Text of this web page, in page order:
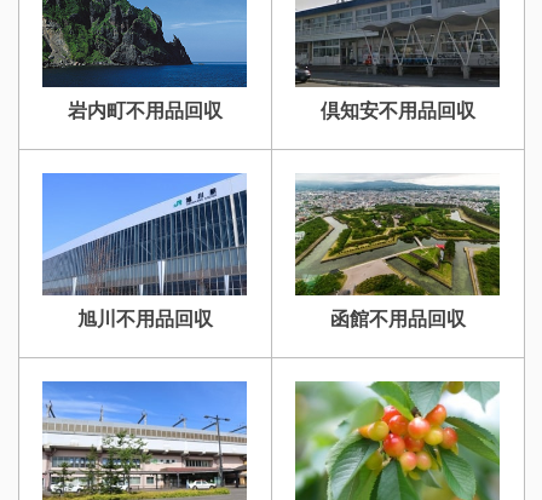
岩内町不用品回収 倶知安不用品回収
旭川不用品回収 函館不用品回収